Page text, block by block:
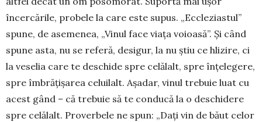
încercările, probele la care este supus. „Eccleziastul”
spune, de asemenea, „Vinul face viața voioasă”. Și când
spune asta, nu se referă, desigur, la nu știu ce hlizire, ci
la veselia care te deschide spre celălalt, spre înțelegere,
spre îmbră­țișarea celuilalt. Așadar, vinul tre­bu­ie luat cu
acest gând – că tre­buie să te con­ducă la o des­chi­dere
spre celălalt. Prover­bele ne spun: „Dați vin de bă­ut celor